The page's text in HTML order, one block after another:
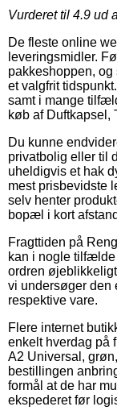
Vurderet til 4.9 ud
De fleste online
leveringsmidler.
pakkeshoppen, og
et valgfrit
samt i mange
køb af Duftkapsel,
Du kunne
privatbolig eller til
uheldigvis et hak
mest prisbevidste
selv henter
bopæl i kort
Fragttiden på
kan i nogle
ordren
vi undersøger den
respektive vare.
Flere internet
enkelt hverdag på
A2 Universal,
bestillingen
formål at de har
ekspederet før